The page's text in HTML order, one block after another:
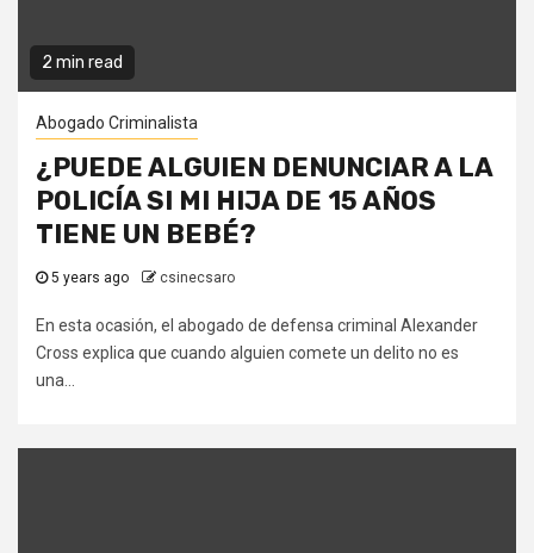
2 min read
Abogado Criminalista
¿PUEDE ALGUIEN DENUNCIAR A LA
POLICÍA SI MI HIJA DE 15 AÑOS
TIENE UN BEBÉ?
5 years ago csinecsaro
En esta ocasión, el abogado de defensa criminal Alexander
Cross explica que cuando alguien comete un delito no es
una...